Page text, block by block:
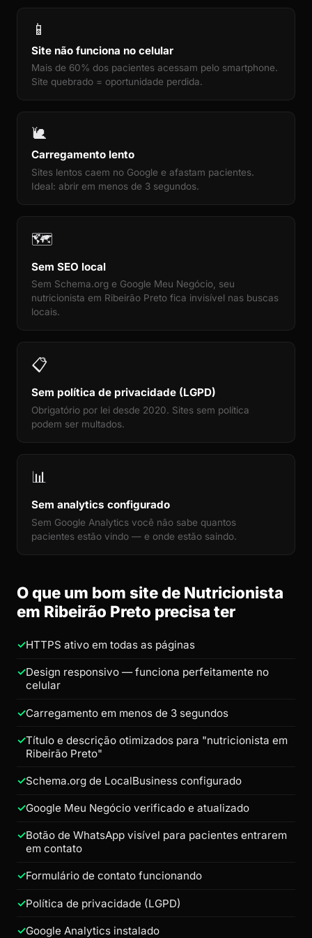
📱
Site não funciona no celular
Mais de 60% dos pacientes acessam pelo smartphone.
Site quebrado = oportunidade perdida.
🐌
Carregamento lento
Sites lentos caem no Google e afastam pacientes.
Ideal: abrir em menos de 3 segundos.
🗺️
Sem SEO local
Sem Schema.org e Google Meu Negócio, seu
nutricionista em Ribeirão Preto fica invisível nas buscas
locais.
📋
Sem política de privacidade (LGPD)
Obrigatório por lei desde 2020. Sites sem política
podem ser multados.
📊
Sem analytics configurado
Sem Google Analytics você não sabe quantos
pacientes estão vindo — e onde estão saindo.
O que um bom site de Nutricionista
em Ribeirão Preto precisa ter
HTTPS ativo em todas as páginas
Design responsivo — funciona perfeitamente no
celular
Carregamento em menos de 3 segundos
Título e descrição otimizados para "nutricionista em
Ribeirão Preto"
Schema.org de LocalBusiness configurado
Google Meu Negócio verificado e atualizado
Botão de WhatsApp visível para pacientes entrarem
em contato
Formulário de contato funcionando
Política de privacidade (LGPD)
Google Analytics instalado